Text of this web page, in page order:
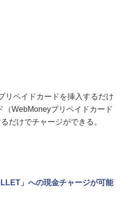
ペイドカードを挿入するだけ
WebMoneyプリペイドカード
だけでチャージができる。
」への現金チャージが可能